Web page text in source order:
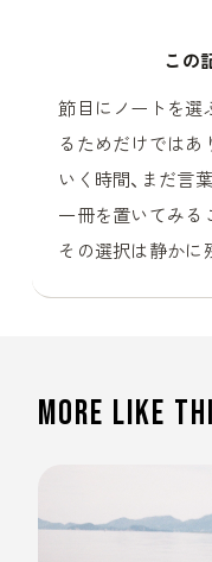
この
節目にノートを選
るためだけではあ
いく時間、まだ言
一冊を置いてみる
その選択は静かに
More Like